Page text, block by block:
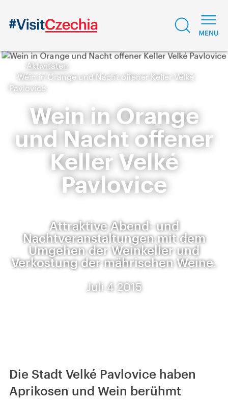
Aktivitäten
Wein in Orange und Nacht offener Keller Velké
Pavlovice
Wein in Orange
und Nacht offener
Keller Velké
Pavlovice
Attraktive Abend- und
Nachtveranstaltungen mit dem
Umgehen der Weinkeller und
Verkostung der mährischen Weine.
Juli 4 2015
Die Stadt Velké Pavlovice haben
Aprikosen und Wein berühmt